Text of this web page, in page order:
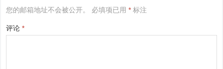
您的邮箱地址不会被公开。 必填项已用* 标注
评论*